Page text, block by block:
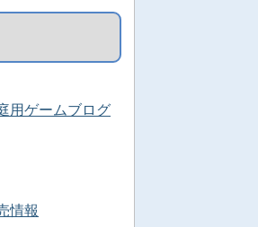
用ゲームブログ
情報